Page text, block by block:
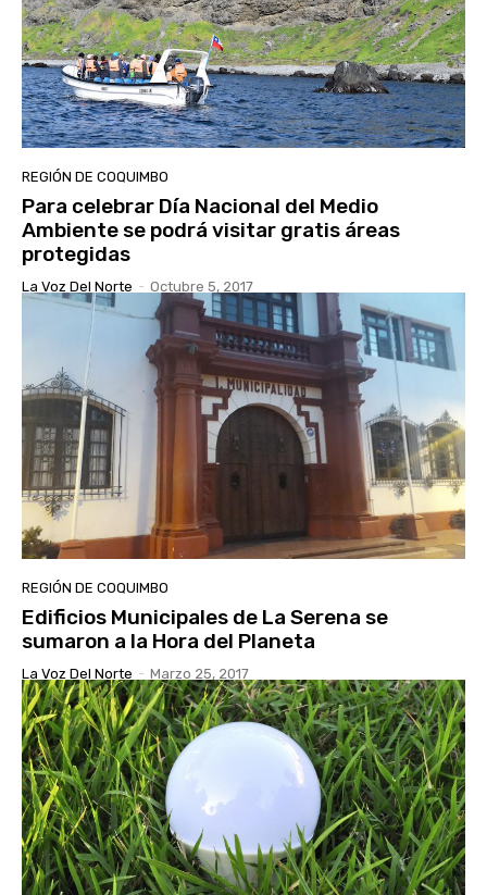
REGIÓN DE COQUIMBO
Para celebrar Día Nacional del Medio
Ambiente se podrá visitar gratis áreas
protegidas
La Voz Del Norte - Octubre 5, 2017
REGIÓN DE COQUIMBO
Edificios Municipales de La Serena se
sumaron a la Hora del Planeta
La Voz Del Norte - Marzo 25, 2017